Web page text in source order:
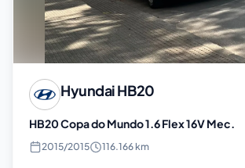
HyundaiHB20
HB20 Copa do Mundo 1.6 Flex 16V Mec.
2015/2015 116.166 km